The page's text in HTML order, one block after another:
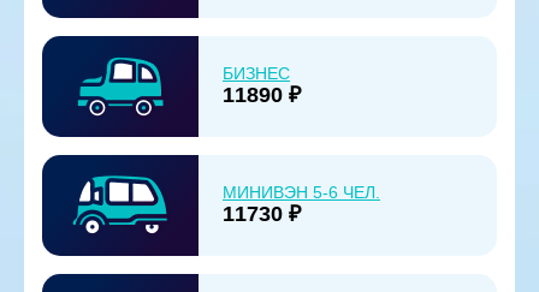
БИЗНЕС
11890 ₽
МИНИВЭН 5-6 ЧЕЛ.
11730 ₽